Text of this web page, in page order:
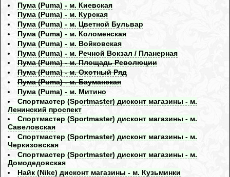
Пума (Puma) - м. Киевская
Пума (Puma) - м. Курская
Пума (Puma) - м. Цветной Бульвар
Пума (Puma) - м. Коломенская
Пума (Puma) - м. Войковская
Пума (Puma) - м. Речной Вокзал / Планерная
Пума (Puma) - м. Площадь Революции
Пума (Puma) - м. Охотный Ряд
Пума (Puma) - м. Бауманская
Пума (Puma) - м. Митино
Спортмастер (Sportmaster) дисконт магазины - м.
Ленинский проспект
Спортмастер (Sportmaster) дисконт магазины - м.
Савеловская
Спортмастер (Sportmaster) дисконт магазины - м.
Черкизовская
Спортмастер (Sportmaster) дисконт магазины - м.
Домодедовская
Найк (Nike) дисконт магазины - м. Кузьминки